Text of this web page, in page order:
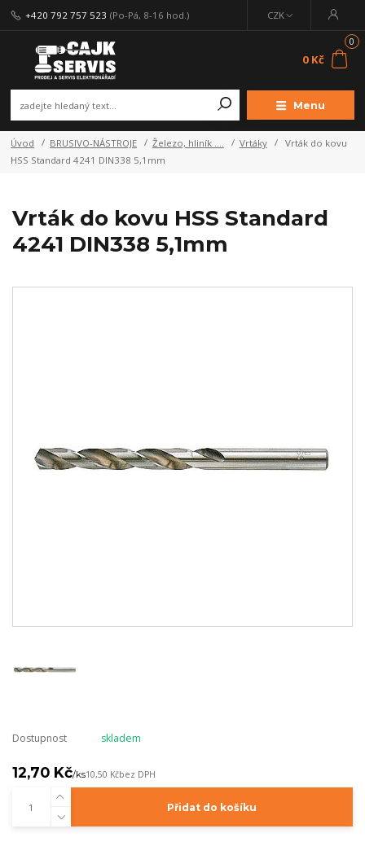
Menu
CZK
+420 792 757 523 (Po-Pá, 8-16 hod.)
0
0 Kč
Úvod BRUSIVO-NÁSTROJE Železo, hliník .... Vrtáky
Vrták do kovu
HSS Standard 4241 DIN338 5,1mm
Vrták do kovu HSS Standard
4241 DIN338 5,1mm
Dostupnost skladem
12,70 Kč/ks10,50 Kčbez DPH
Přidat do košíku